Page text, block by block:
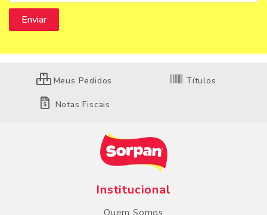
Meus Pedidos Títulos
Notas Fiscais
Institucional
Quem Somos